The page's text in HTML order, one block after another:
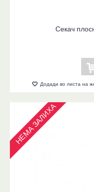
Секач
Додади во листа на
НЕМА ЗАЛИХА